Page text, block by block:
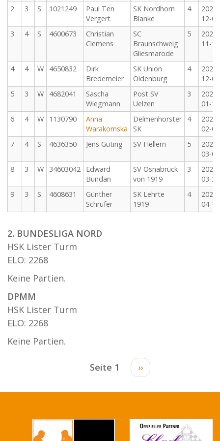
2
3 S 1021249
Paul Ten
Vergert
SK Nordhorn
Blanke
4
2025-
12-06
3
4 S 4600673
Christian
Clemens
SC
Braunschweig
Gliesmarode
5
2025-
11-16
4 4 W 4650832
Dirk
Bredemeier
SK Union
Oldenburg
4
2025-
12-07
5
3 W 4682041
Sascha
Wiegmann
Post SV
Uelzen
3
2026-
01-18
6
4 W 1130790
Anna
Warakomska
Delmenhorster
SK
4
2026-
02-08
7
4 S 4636350 Jens Güting SV Hellern 5
2026-
03-01
8
3 W 34603042
Edward
Bundan
SV Osnabrück
von 1919
3
2026-
03-22
9
3 S 4608631
Günther
Schrüfer
SK Lehrte
1919
4
2026-
04-12
2. BUNDESLIGA NORD
HSK Lister Turm
ELO: 2268
Keine Partien.
DPMM
HSK Lister Turm
ELO: 2268
Keine Partien.
Seitennummerierung
Seite 1
Nächste
Seite
››